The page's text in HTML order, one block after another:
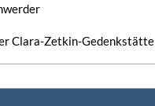
Clara-Zetkin-Gedenkstätte